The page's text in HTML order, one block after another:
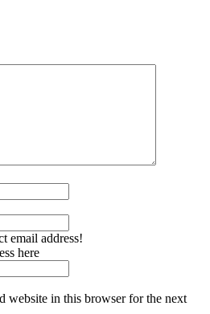
email address!
here
website in this browser for the next